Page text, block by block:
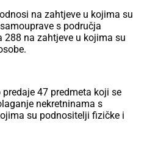
na zahtjeve u kojima su
s područja
288 na zahtjeve u kojima su
47 predmeta koji se
nekretninama s
su podnositelji fizičke i